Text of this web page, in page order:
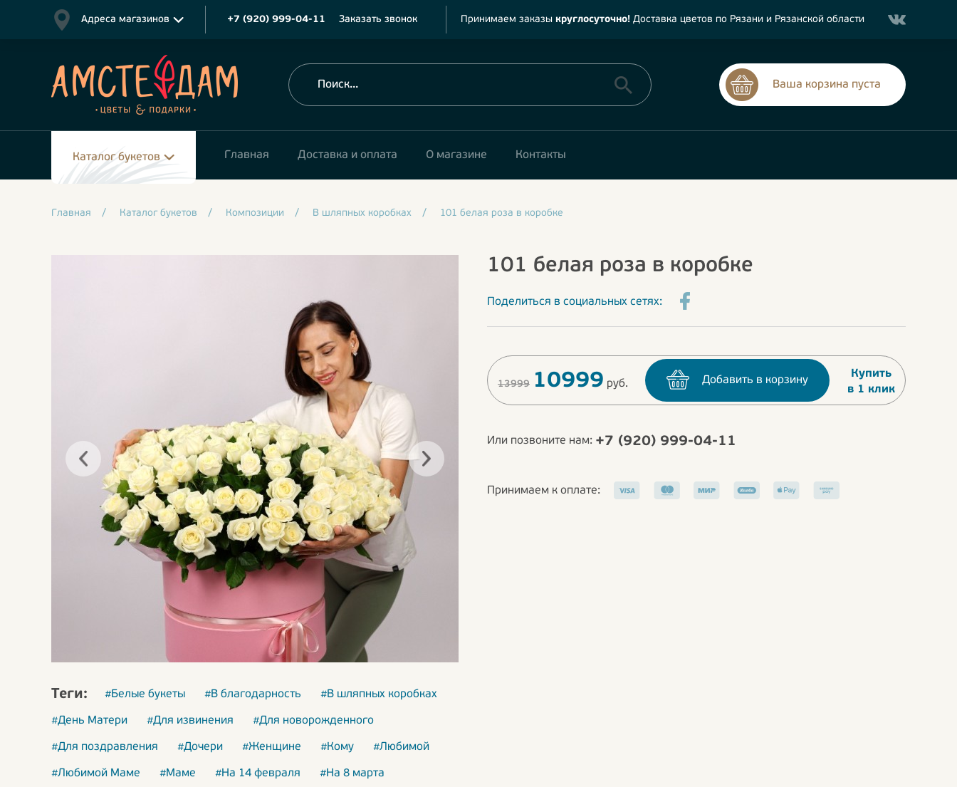
Адреса магазинов +7 (920) 999-04-11 Заказать звонок Принимаем заказы круглосуточно! Доставка цветов по Рязани и Рязанской области
Ваша корзина пуста
Каталог букетов Главная Доставка и оплата О магазине Контакты
Главная / Каталог букетов / Композиции / В шляпных коробках / 101 белая роза в коробке
Теги: #Белые букеты #В благодарность #В шляпных коробках
#День Матери #Для извинения #Для новорожденного
#Для поздравления #Дочери #Женщине #Кому #Любимой
#Любимой Маме #Маме #На 14 февраля #На 8 марта
101 белая роза в коробке
Поделиться в социальных сетях:
13999 10999 руб. Добавить в корзину
Купить
в 1 клик
Или позвоните нам: +7 (920) 999-04-11
Принимаем к оплате: